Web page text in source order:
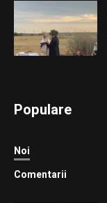
Populare
Noi
Comentarii